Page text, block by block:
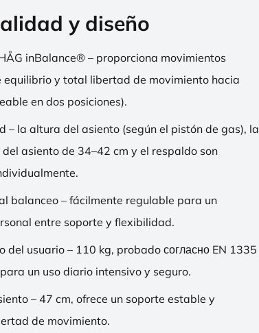
y diseño
inBalance® – proporciona movimientos
equilibrio y total libertad de movimiento hacia
en dos posiciones).
– la altura del asiento (según el pistón de gas), la
asiento de 34–42 cm y el respaldo son
balanceo – fácilmente regulable para un
entre soporte y flexibilidad.
del usuario – 110 kg, probado согласно EN 1335
un uso diario intensivo y seguro.
– 47 cm, ofrece un soporte estable y
de movimiento.